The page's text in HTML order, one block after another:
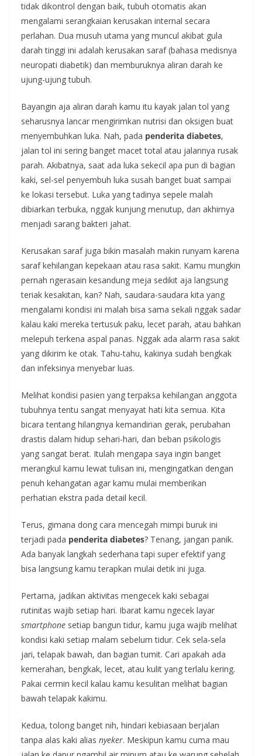
tidak dikontrol dengan baik, tubuh otomatis akan
mengalami serangkaian kerusakan internal secara
perlahan. Dua musuh utama yang muncul akibat gula
darah tinggi ini adalah kerusakan saraf (bahasa medisnya
neuropati diabetik) dan memburuknya aliran darah ke
ujung-ujung tubuh.
Bayangin aja aliran darah kamu itu kayak jalan tol yang
seharusnya lancar mengirimkan nutrisi dan oksigen buat
menyembuhkan luka. Nah, pada penderita diabetes,
jalan tol ini sering banget macet total atau jalannya rusak
parah. Akibatnya, saat ada luka sekecil apa pun di bagian
kaki, sel-sel penyembuh luka susah banget buat sampai
ke lokasi tersebut. Luka yang tadinya sepele malah
dibiarkan terbuka, nggak kunjung menutup, dan akhirnya
menjadi sarang bakteri jahat.
Kerusakan saraf juga bikin masalah makin runyam karena
saraf kehilangan kepekaan atau rasa sakit. Kamu mungkin
pernah ngerasain kesandung meja sedikit aja langsung
teriak kesakitan, kan? Nah, saudara-saudara kita yang
mengalami kondisi ini malah bisa sama sekali nggak sadar
kalau kaki mereka tertusuk paku, lecet parah, atau bahkan
melepuh terkena aspal panas. Nggak ada alarm rasa sakit
yang dikirim ke otak. Tahu-tahu, kakinya sudah bengkak
dan infeksinya menyebar luas.
Melihat kondisi pasien yang terpaksa kehilangan anggota
tubuhnya tentu sangat menyayat hati kita semua. Kita
bicara tentang hilangnya kemandirian gerak, perubahan
drastis dalam hidup sehari-hari, dan beban psikologis
yang sangat berat. Itulah mengapa saya ingin banget
merangkul kamu lewat tulisan ini, mengingatkan dengan
penuh kehangatan agar kamu mulai memberikan
perhatian ekstra pada detail kecil.
Terus, gimana dong cara mencegah mimpi buruk ini
terjadi pada penderita diabetes? Tenang, jangan panik.
Ada banyak langkah sederhana tapi super efektif yang
bisa langsung kamu terapkan mulai detik ini juga.
Pertama, jadikan aktivitas mengecek kaki sebagai
rutinitas wajib setiap hari. Ibarat kamu ngecek layar
smartphone setiap bangun tidur, kamu juga wajib melihat
kondisi kaki setiap malam sebelum tidur. Cek sela-sela
jari, telapak bawah, dan bagian tumit. Cari apakah ada
kemerahan, bengkak, lecet, atau kulit yang terlalu kering.
Pakai cermin kecil kalau kamu kesulitan melihat bagian
bawah telapak kakimu.
Kedua, tolong banget nih, hindari kebiasaan berjalan
tanpa alas kaki alias nyeker. Meskipun kamu cuma mau